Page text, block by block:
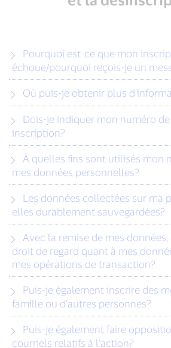
échoue/pourquoi reçois-je un
Où puis-je obtenir plus
inscription?
mes données personnelles?
elles durablement sauvegardées?
droit de regard quant à mes
mes opérations de transaction?
famille ou d’autres personnes?
courriels relatifs à l’action?